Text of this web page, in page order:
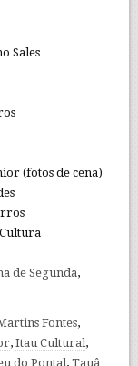
Sales
(fotos de cena)
de Segunda,
Fontes,
, Itau Cultural ,
do Pontal, Tauâ